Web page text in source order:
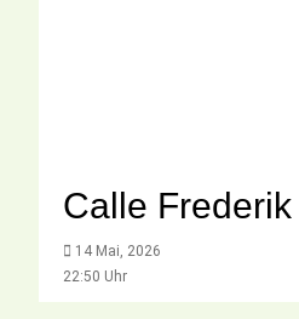
Calle Frederik
14 Mai, 2026
22:50 Uhr